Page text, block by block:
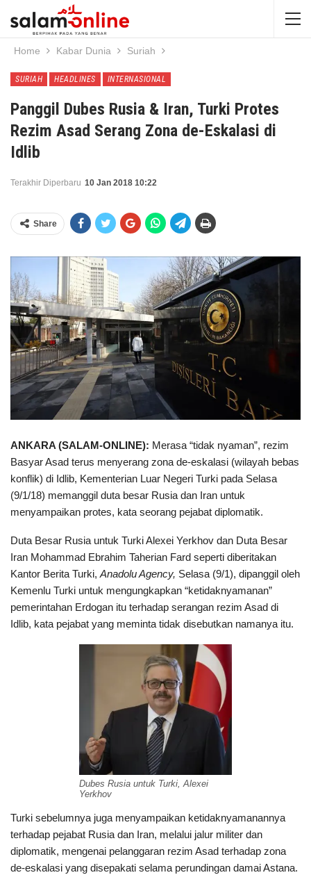
Home Kabar Dunia Suriah
SURIAH HEADLINES INTERNASIONAL
Panggil Dubes Rusia & Iran, Turki Protes
Rezim Asad Serang Zona de-Eskalasi di
Idlib
Terakhir Diperbaru 10 Jan 2018 10:22
Share
ANKARA (SALAM-ONLINE): Merasa “tidak nyaman”, rezim
Basyar Asad terus menyerang zona de-eskalasi (wilayah bebas
konflik) di Idlib, Kementerian Luar Negeri Turki pada Selasa
(9/1/18) memanggil duta besar Rusia dan Iran untuk
menyampaikan protes, kata seorang pejabat diplomatik.
Duta Besar Rusia untuk Turki Alexei Yerkhov dan Duta Besar
Iran Mohammad Ebrahim Taherian Fard seperti diberitakan
Kantor Berita Turki, Anadolu Agency, Selasa (9/1), dipanggil oleh
Kemenlu Turki untuk mengungkapkan “ketidaknyamanan”
pemerintahan Erdogan itu terhadap serangan rezim Asad di
Idlib, kata pejabat yang meminta tidak disebutkan namanya itu.
Dubes Rusia untuk Turki, Alexei
Yerkhov
Turki sebelumnya juga menyampaikan ketidaknyamanannya
terhadap pejabat Rusia dan Iran, melalui jalur militer dan
diplomatik, mengenai pelanggaran rezim Asad terhadap zona
de-eskalasi yang disepakati selama perundingan damai Astana.